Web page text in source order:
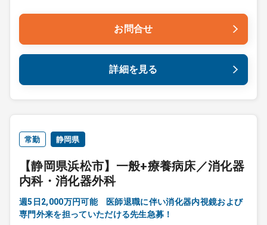
お問合せ
詳細を見る
常勤 静岡県
【静岡県浜松市】一般+療養病床／消化器
内科・消化器外科
週5日2,000万円可能 医師退職に伴い消化器内視鏡および
専門外来を担っていただける先生急募！